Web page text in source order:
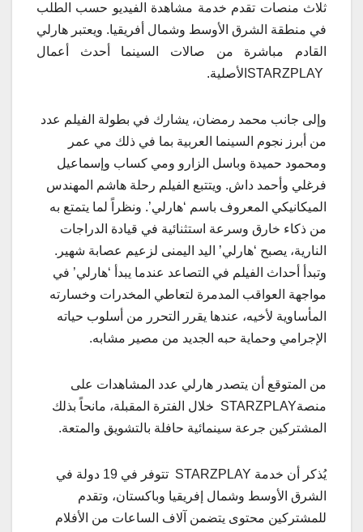
ثلاث منصات تقدم خدمة مشاهدة الفيديو حسب الطلب
في منطقة الشرق الأوسط وشمال أفريقيا. ويعتبر هارلي
القادم مباشرة من صالات السينما أحدث أعمال
وإلى جانب محمد رمضان، يشارك في بطولة الفيلم عدد
من أبرز نجوم السينما العربية بما في ذلك مي عمر
ومحمود حميدة وباسل الزارو ومي كساب وإسماعيل
فرغلي وأحمد داش. ويتتبع الفيلم رحلة هاشم المهندس
الميكانيكي المعروف باسم ‘هارلي’. ونظراً لما يتمتع به
من ذكاء خارق وسرعة استثنائية في قيادة الدراجات
النارية، يصبح ‘هارلي’ اليد اليمنى لزعيم عصابة شهير.
وتبدأ أحداث الفيلم في التصاعد عندما يبدأ ‘هارلي’ في
مواجهة العواقب المدمرة لتعاطي المخدرات وخسارته
المأساوية لأخيه، عندها يقرر التحرر من أسلوب حياته
الإجرامي وحماية حبه الجديد من مصير مشابه.
من المتوقع أن يتصدر هارلي عدد المشاهدات على
منصةSTARZPLAY خلال الفترة المقبلة، مانحاً بذلك
المشتركين جرعة سينمائية حافلة بالتشويق والمتعة.
يُذكر أن خدمة STARZPLAY تتوفر في 19 دولة في
الشرق الأوسط وشمال إفريقيا وباكستان، وتقدم
للمشتركين محتوى يتضمن آلاف الساعات من الأفلام